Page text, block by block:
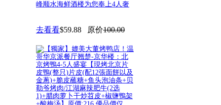
峰顺水海鲜酒楼为您奉上4人奢
去看看$59.88 原价100.00